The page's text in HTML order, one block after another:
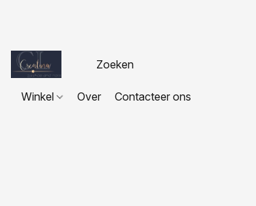
Winkel Over Contacteer ons